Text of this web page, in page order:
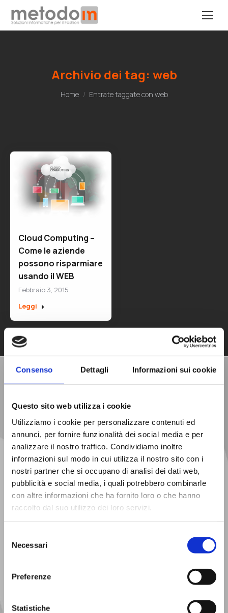
Consenso Dettagli Informazioni sui cookie
Questo sito web utilizza i cookie
Utilizziamo i cookie per personalizzare contenuti ed
annunci, per fornire funzionalità dei social media e per
analizzare il nostro traffico. Condividiamo inoltre
informazioni sul modo in cui utilizza il nostro sito con i
nostri partner che si occupano di analisi dei dati web,
pubblicità e social media, i quali potrebbero combinarle
con altre informazioni che ha fornito loro o che hanno
raccolto dal suo utilizzo dei loro servizi.
delNecessari
Preferenze
Statistiche
Archivio dei tag: web
Tu sei qui:
Home Entrate taggate con web
Cloud Computing –
Come le aziende
possono risparmiare
usando il WEB
Febbraio 3, 2015
Leggi
Richiedi una
Consulenza Gratuita
Ho preso visione dell'informativa sul trattamento dei miei
marketing e comunicazione commerciale